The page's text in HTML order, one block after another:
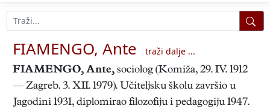
FIAMENGO, Ante
traži dalje ...
FIAMENGO, Ante, sociolog (Komiža, 29. IV. 1912
— Zagreb. 3. XII. 1979). Učiteljsku školu završio u
Jagodini 1931, diplomirao filozofiju i pedagogiju 1947.